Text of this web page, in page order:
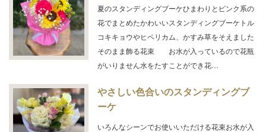
夏のスタンディングブーケひまわりとピンク系の
花でまとめたかわいいスタンディングブーケトル
コキキョウやヒペリカム、かすみ草をそえました
そのまま飾る花束 お水が入っているので花瓶
がいりません水をたすことができ花…
やさしい色合いのスタンディングブ
ーケ
いろんなシーンでお使いいただける花束お水が入